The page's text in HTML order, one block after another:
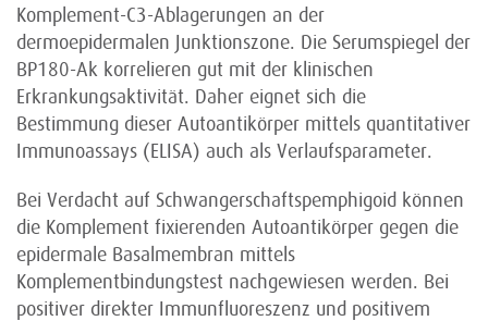
Komplement-C3-Ablagerungen an der
dermoepidermalen Junktionszone. Die Serumspiegel der
BP180-Ak korrelieren gut mit der klinischen
Erkrankungsaktivität. Daher eignet sich die
Bestimmung dieser Autoantikörper mittels quantitativer
Immunoassays (ELISA) auch als Verlaufsparameter.
Bei Verdacht auf Schwangerschaftspemphigoid können
die Komplement fixierenden Autoantikörper gegen die
epidermale Basal­membran mittels
Komplementbindungstest nachgewiesen werden. Bei
positiver direkter Immunfluoreszenz und positivem